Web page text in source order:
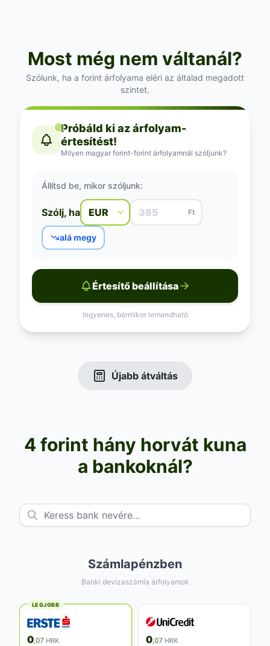
Most még nem váltanál?
Szólunk, ha a forint árfolyama eléri az általad megadott
szintet.
Próbáld ki az árfolyam-
értesítést!
Milyen magyar forint-forint árfolyamnál szóljunk?
Állítsd be, mikor szóljunk:
Szólj, ha Ft
alá megy
Értesítő beállítása
Ingyenes, bármikor lemondható
Újabb átváltás
4 forint hány horvát kuna
a bankoknál?
Számlapénzben
Banki devizaszámla árfolyamok
LEGJOBB
0 ,07 HRK
0 ,07 HRK